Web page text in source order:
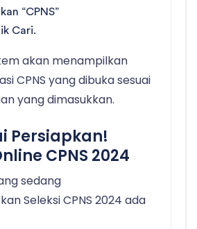
“CPNS”
Cari.
akan menampilkan
CPNS yang dibuka sesuai
yang dimasukkan.
Persiapkan!
CPNS 2024
sedang
Seleksi CPNS 2024 ada